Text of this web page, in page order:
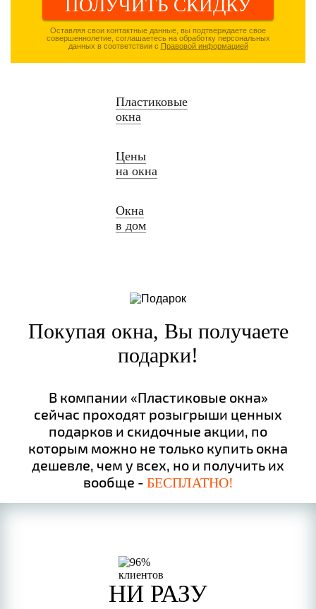
ПОЛУЧИТЬ СКИДКУ
Оставляя свои контактные данные, вы подтверждаете свое
совершеннолетие, соглашаетесь на обработку персональных
данных в соответствии с Правовой информацией
Пластиковые
окна
Цены
на окна
Окна
в дом
Покупая окна, Вы получаете
подарки!
В компании «Пластиковые окна»
сейчас проходят розыгрыши ценных
подарков и скидочные акции, по
которым можно не только купить окна
дешевле, чем у всех, но и получить их
вообще - БЕСПЛАТНО!
НИ РАЗУ